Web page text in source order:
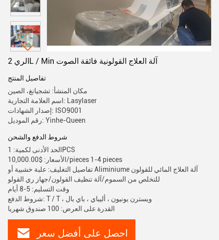
الري 2L / Min آلة العلاج القولونية فائقة الصوت
تفاصيل المنتج
مكان المنشأ: تشجيانغ، الصين
اسم العلامة التجارية: Lasylaser
إصدار الشهادات: ISO9001
رقم الموديل: Yinhe-Queen
شروط الدفع والشحن
الحد الأدنى لكمية: 1PCS
الأسعار: $10,000.00/pieces 1-4 pieces
تفاصيل التغليف: علبة خشبية أو Aliminiume آلة العلاج المائي للقولون
للتخلص من السموم/آلة تنظيف القولون/جهاز ري القولو
وقت التسليم: 5-8 أيام
شروط الدفع: T / T ، ويسترن يونيون ، أليباي ، باي بال
القدرة على العرض: 100 صندوق شهريا
احصل على أفضل سعر